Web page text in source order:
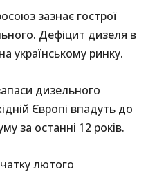
зазнає гострої
Дефіцит дизеля в
українському ринку.
дизельного
Європі впадуть до
за останні 12 років.
лютого